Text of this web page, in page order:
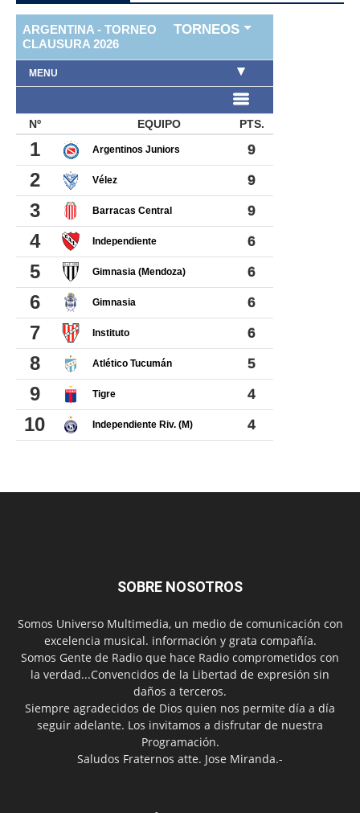
SOBRE NOSOTROS
Somos Universo Multimedia, un medio de comunicación con
excelencia musical. información y grata compañía.
Somos Gente de Radio que hace Radio comprometidos con
la verdad...Convencidos de la Libertad de expresión sin
daños a terceros.
Siempre agradecidos de Dios quien nos permite día a día
seguir adelante. Los invitamos a disfrutar de nuestra
Programación.
Saludos Fraternos atte. Jose Miranda.-